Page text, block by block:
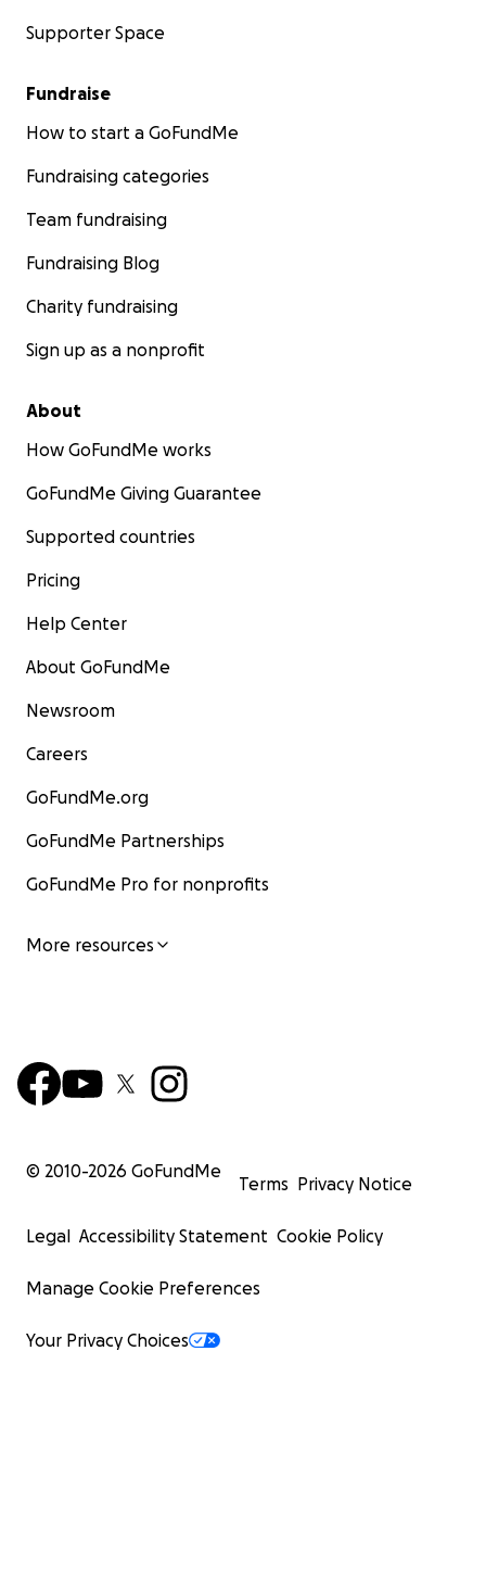
Supporter Space
Fundraise
How to start a GoFundMe
Fundraising categories
Team fundraising
Fundraising Blog
Charity fundraising
Sign up as a nonprofit
About
How GoFundMe works
GoFundMe Giving Guarantee
Supported countries
Pricing
Help Center
About GoFundMe
Newsroom
Careers
GoFundMe.org
GoFundMe Partnerships
GoFundMe Pro for nonprofits
More resources
© 2010-2026 GoFundMe
Terms Privacy Notice
Legal Accessibility Statement Cookie Policy
Manage Cookie Preferences
Your Privacy Choices